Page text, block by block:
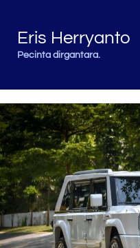
Eris Herryanto
Pecinta dirgantara.